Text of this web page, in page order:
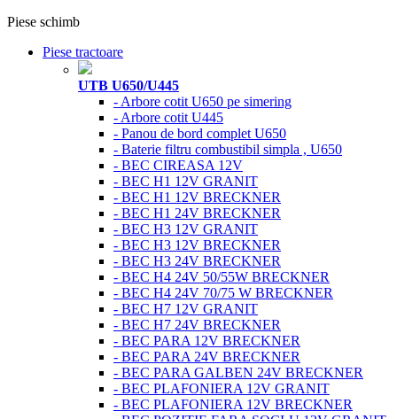
Piese schimb
Piese tractoare
UTB U650/U445
- Arbore cotit U650 pe simering
- Arbore cotit U445
- Panou de bord complet U650
- Baterie filtru combustibil simpla , U650
- BEC CIREASA 12V
- BEC H1 12V GRANIT
- BEC H1 12V BRECKNER
- BEC H1 24V BRECKNER
- BEC H3 12V GRANIT
- BEC H3 12V BRECKNER
- BEC H3 24V BRECKNER
- BEC H4 24V 50/55W BRECKNER
- BEC H4 24V 70/75 W BRECKNER
- BEC H7 12V GRANIT
- BEC H7 24V BRECKNER
- BEC PARA 12V BRECKNER
- BEC PARA 24V BRECKNER
- BEC PARA GALBEN 24V BRECKNER
- BEC PLAFONIERA 12V GRANIT
- BEC PLAFONIERA 12V BRECKNER